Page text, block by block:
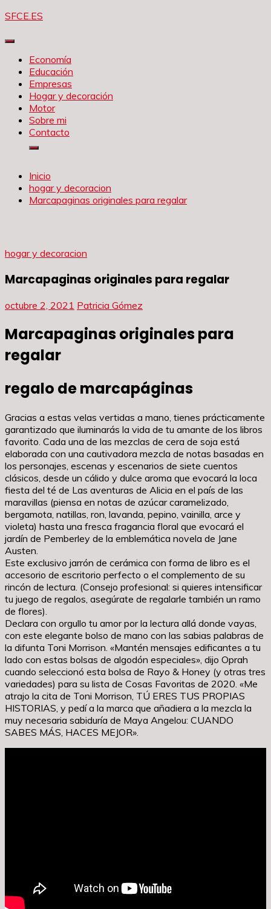
Saltar
contenido
SFCE.ES
Economía
Educación
Empresas
Hogar y decoración
Motor
Sobre mi
Contacto
Inicio
hogar y decoracion
Marcapaginas originales para regalar
hogar y decoracion
Marcapaginas originales para regalar
octubre 2, 2021 Patricia Gómez
Marcapaginas originales para
regalar
regalo de marcapáginas
Gracias a estas velas vertidas a mano, tienes prácticamente
garantizado que iluminarás la vida de tu amante de los libros
favorito. Cada una de las mezclas de cera de soja está
elaborada con una cautivadora mezcla de notas basadas en
los personajes, escenas y escenarios de siete cuentos
clásicos, desde un cálido y dulce aroma que evocará la loca
fiesta del té de Las aventuras de Alicia en el país de las
maravillas (piensa en notas de azúcar caramelizado,
bergamota, natillas, ron, lavanda, pepino, vainilla, arce y
violeta) hasta una fresca fragancia floral que evocará el
jardín de Pemberley de la emblemática novela de Jane
Austen.
Este exclusivo jarrón de cerámica con forma de libro es el
accesorio de escritorio perfecto o el complemento de su
rincón de lectura. (Consejo profesional: si quieres intensificar
tu juego de regalos, asegúrate de regalarle también un ramo
de flores).
Declara con orgullo tu amor por la lectura allá donde vayas,
con este elegante bolso de mano con las sabias palabras de
la difunta Toni Morrison. «Mantén mensajes edificantes a tu
lado con estas bolsas de algodón especiales», dijo Oprah
cuando seleccionó esta bolsa de Rayo & Honey (y otras tres
variedades) para su lista de Cosas Favoritas de 2020. «Me
atrajo la cita de Toni Morrison, TÚ ERES TUS PROPIAS
HISTORIAS, y pedí a la marca que añadiera a la mezcla la
muy necesaria sabiduría de Maya Angelou: CUANDO
SABES MÁS, HACES MEJOR».